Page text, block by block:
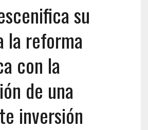
su
la reforma
con la
de una
inversión